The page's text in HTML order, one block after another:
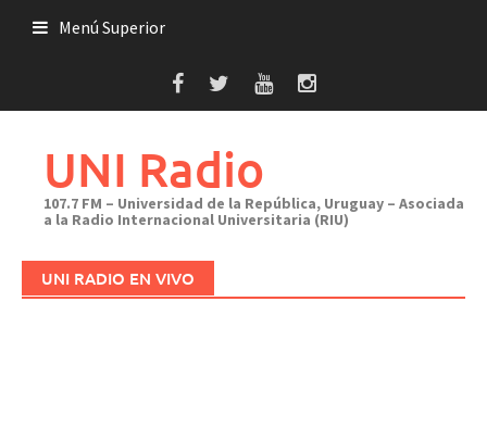
Menú Superior
UNI Radio
107.7 FM – Universidad de la República, Uruguay – Asociada
a la Radio Internacional Universitaria (RIU)
UNI RADIO EN VIVO